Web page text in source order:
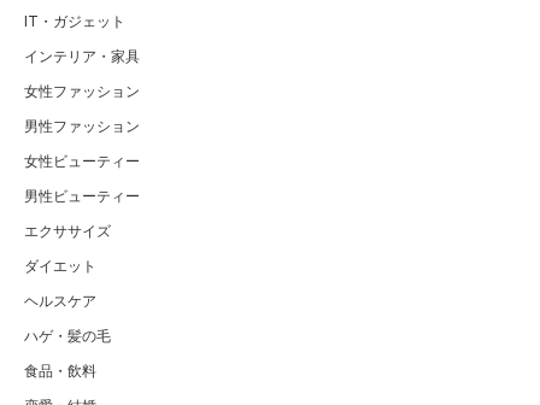
IT・ガジェット
インテリア・家具
女性ファッション
男性ファッション
女性ビューティー
男性ビューティー
エクササイズ
ダイエット
ヘルスケア
ハゲ・髪の毛
食品・飲料